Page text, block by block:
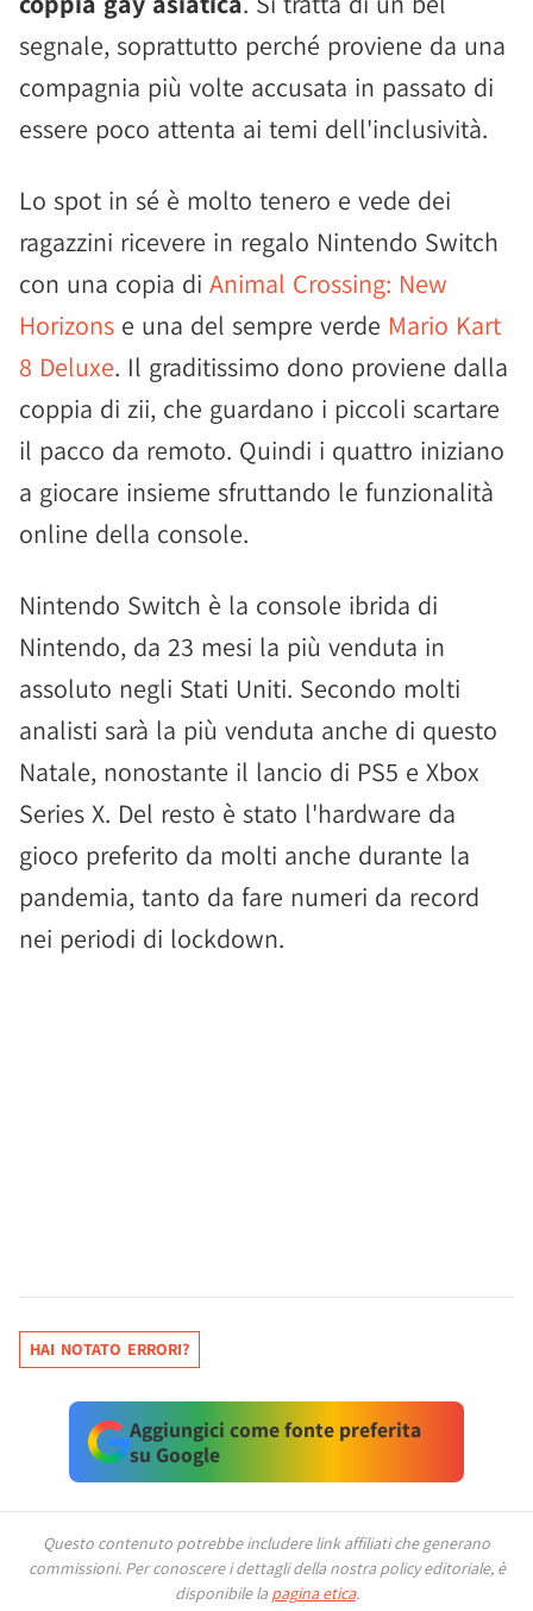
segnale, soprattutto perché proviene da una
compagnia più volte accusata in passato di
essere poco attenta ai temi dell'inclusività.
Lo spot in sé è molto tenero e vede dei
ragazzini ricevere in regalo Nintendo Switch
con una copia di Animal Crossing: New
Horizons e una del sempre verde Mario Kart
8 Deluxe. Il graditissimo dono proviene dalla
coppia di zii, che guardano i piccoli scartare
il pacco da remoto. Quindi i quattro iniziano
a giocare insieme sfruttando le funzionalità
online della console.
Nintendo Switch è la console ibrida di
Nintendo, da 23 mesi la più venduta in
assoluto negli Stati Uniti. Secondo molti
analisti sarà la più venduta anche di questo
Natale, nonostante il lancio di PS5 e Xbox
Series X. Del resto è stato l'hardware da
gioco preferito da molti anche durante la
pandemia, tanto da fare numeri da record
nei periodi di lockdown.
HAI NOTATO ERRORI?
Aggiungici come fonte preferita
su Google
Questo contenuto potrebbe includere link affiliati che generano
commissioni. Per conoscere i dettagli della nostra policy editoriale, è
disponibile la pagina etica.